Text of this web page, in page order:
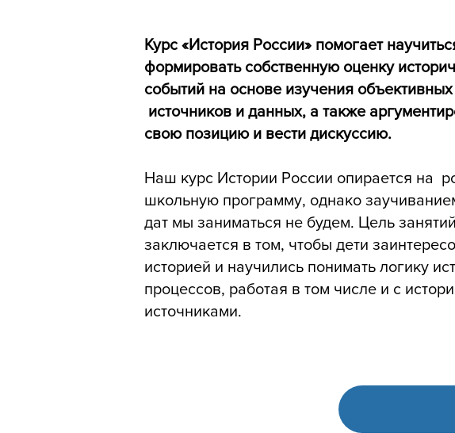
Курс «История России» помогает
формировать собственную оценку
событий на основе изучения объективных
источников и данных, а также
свою позицию и вести дискуссию.
Наш курс Истории России опирается на
школьную программу, однако
дат мы заниматься не будем. Цель занятий
заключается в том, чтобы дети
историей и научились понимать логику
процессов, работая в том числе и с
источниками.